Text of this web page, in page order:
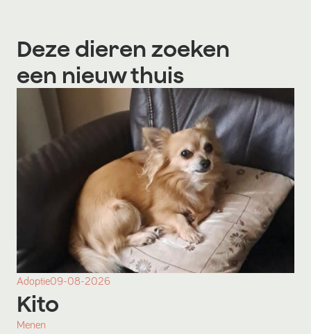
Deze dieren zoeken
een nieuw thuis
Adoptie09-08-2026
Kito
Menen